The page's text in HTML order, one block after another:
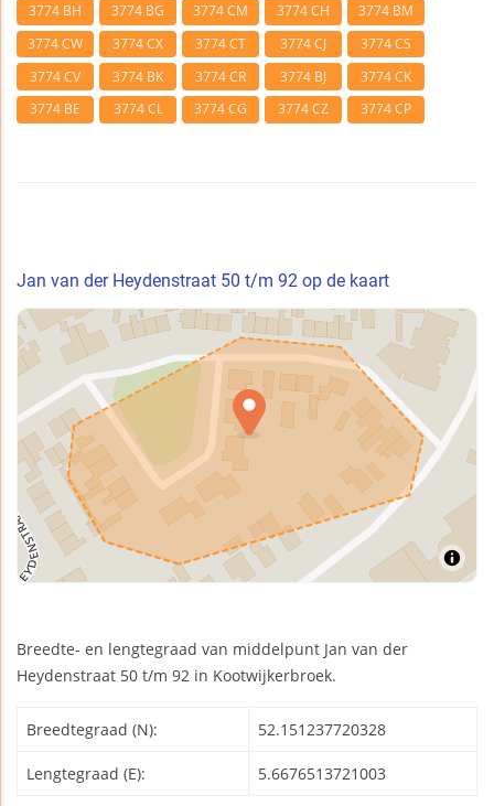
3774 BH 3774 BG 3774 CM 3774 CH
3774 BM
3774 CW
3774 CX 3774 CT 3774 CJ
3774 CS
3774 CV
3774 BK 3774 CR 3774 BJ
3774 CK
3774 BE
3774 CL 3774 CG 3774 CZ 3774 CP
Jan van der Heydenstraat 50 t/m 92 op de kaart
Breedte- en lengtegraad van middelpunt Jan van der
Heydenstraat 50 t/m 92 in Kootwijkerbroek.
Breedtegraad (N): 52.151237720328
Lengtegraad (E): 5.6676513721003